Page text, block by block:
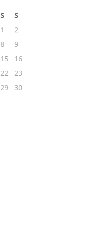
S
S
1
2
8
9
15
16
22
23
29
30